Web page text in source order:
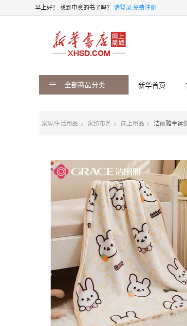
早上好！ 找到中意的书了吗？ 请登录免费注册
全部商品分类 新华首页
家居/生活用品 家纺布艺 床上用品 洁丽雅幸运